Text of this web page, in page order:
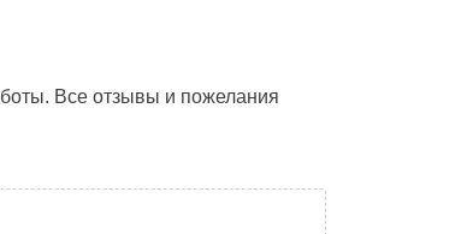
Все отзывы и пожелания